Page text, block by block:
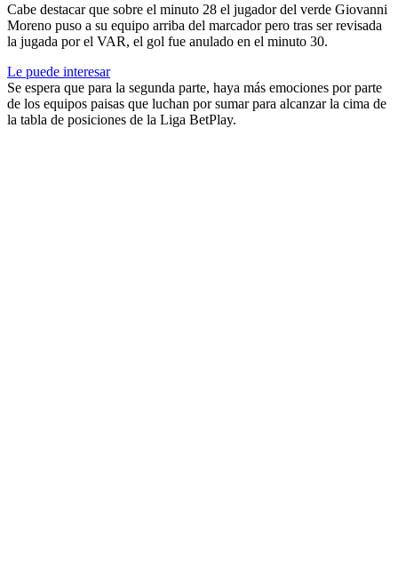
Cabe destacar que sobre el minuto 28 el jugador del verde Giovanni
Moreno puso a su equipo arriba del marcador pero tras ser revisada
la jugada por el VAR, el gol fue anulado en el minuto 30.
Le puede interesar
Se espera que para la segunda parte, haya más emociones por parte
de los equipos paisas que luchan por sumar para alcanzar la cima de
la tabla de posiciones de la Liga BetPlay.